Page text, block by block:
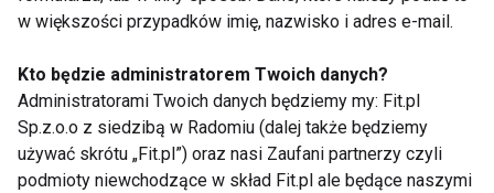
świata FIT!
Zapisz się do naszego newslettera
w większości przypadków imię, nazwisko i adres e-mail.
Kto będzie administratorem Twoich danych?
Administratorami Twoich danych będziemy my: Fit.pl
Sp.z.o.o z siedzibą w Radomiu (dalej także będziemy
używać skrótu „Fit.pl”) oraz nasi Zaufani partnerzy czyli
podmioty niewchodzące w skład Fit.pl ale będące naszymi